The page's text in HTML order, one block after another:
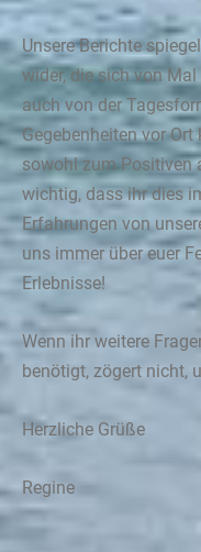
Unsere Berichte
wider, die sich von
auch von der
Gegebenheiten vor
sowohl zum Positiven
wichtig, dass ihr dies
Erfahrungen von
uns immer über euer
Erlebnisse!
Wenn ihr weitere
benötigt, zögert nicht,
Herzliche Grüße
Regine